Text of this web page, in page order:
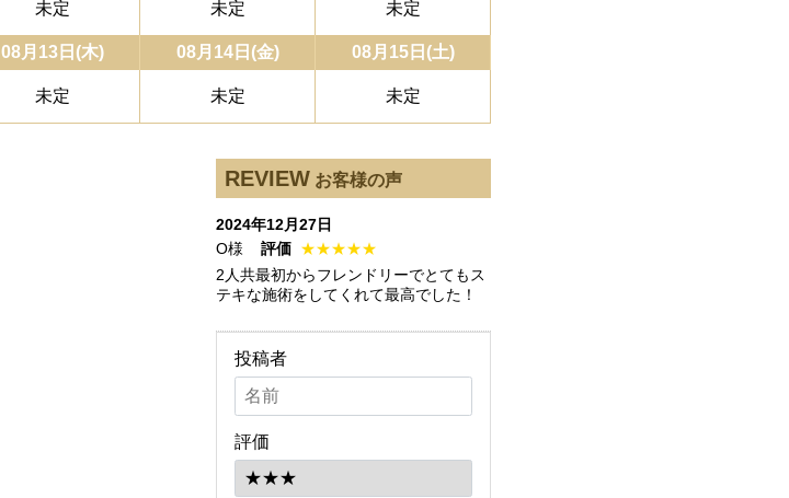
未定 未定 未定
08月13日(木) 08月14日(金) 08月15日(土)
未定 未定 未定
REVIEW お客様の声
2024年12月27日
O様
評価 ★★★★★
2人共最初からフレンドリーでとてもス
テキな施術をしてくれて最高でした！
投稿者
評価